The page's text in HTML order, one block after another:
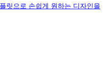
릿으로 손쉽게 원하는 디자인을